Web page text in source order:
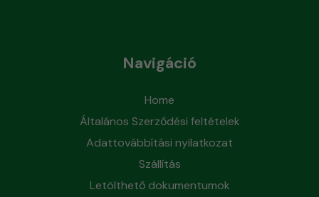
Navigáció
Home
Általános Szerződési feltételek
Adattovábbítási nyilatkozat
Szállítás
Letölthető dokumentumok